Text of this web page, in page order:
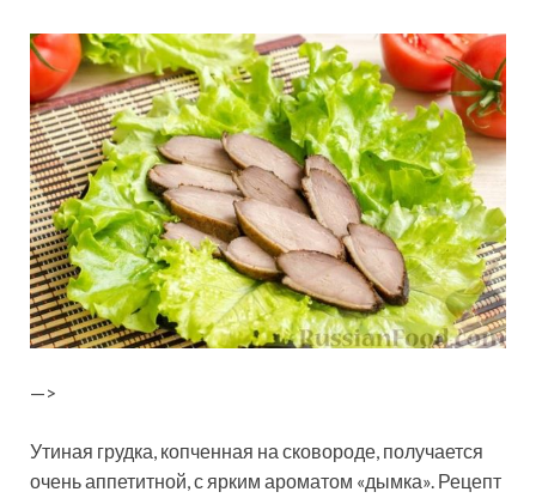
—>
Утиная грудка, копченная на сковороде, получается
очень аппетитной, с ярким ароматом «дымка». Рецепт